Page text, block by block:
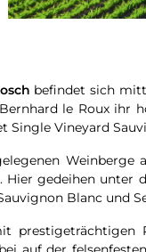
befindet sich
le Roux ihr
Single Vineyard
Hier gedeihen
Blanc und
prestigeträchtigen